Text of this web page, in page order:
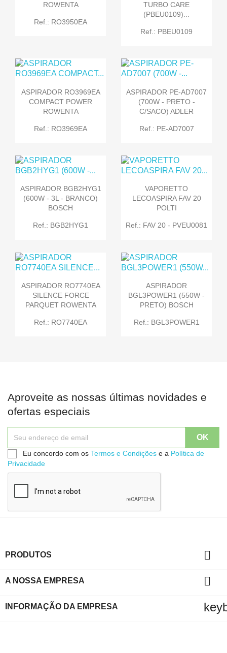
ROWENTA
Ref.: RO3950EA
TURBO CARE
(PBEU0109)...
Ref.: PBEU0109
ASPIRADOR RO3969EA
COMPACT POWER
ROWENTA
Ref.: RO3969EA
ASPIRADOR PE-AD7007
(700W - PRETO -
C/SACO) ADLER
Ref.: PE-AD7007
ASPIRADOR BGB2HYG1
(600W - 3L - BRANCO)
BOSCH
Ref.: BGB2HYG1
VAPORETTO
LECOASPIRA FAV 20
POLTI
Ref.: FAV 20 - PVEU0081
ASPIRADOR RO7740EA
SILENCE FORCE
PARQUET ROWENTA
Ref.: RO7740EA
ASPIRADOR
BGL3POWER1 (550W -
PRETO) BOSCH
Ref.: BGL3POWER1
Aproveite as nossas últimas novidades e
ofertas especiais
Eu concordo com os Termos e Condições e a Política de
Privacidade
PRODUTOS 
A NOSSA EMPRESA 
INFORMAÇÃO DA EMPRESA